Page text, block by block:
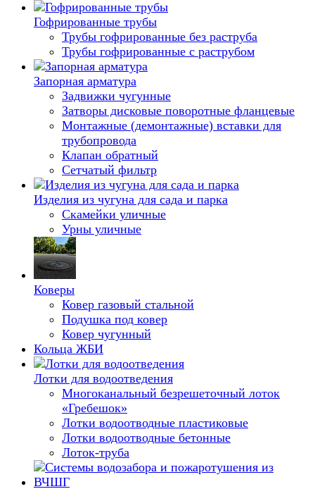
Гофрированные трубы
Трубы гофрированные без раструба
Трубы гофрированные с раструбом
Запорная арматура
Задвижки чугунные
Затворы дисковые поворотные фланцевые
Монтажные (демонтажные) вставки для
трубопровода
Клапан обратный
Сетчатый фильтр
Изделия из чугуна для сада и парка
Скамейки уличные
Урны уличные
Коверы
Ковер газовый стальной
Подушка под ковер
Ковер чугунный
Кольца ЖБИ
Лотки для водоотведения
Многоканальный безрешеточный лоток
«Гребешок»
Лотки водоотводные пластиковые
Лотки водоотводные бетонные
Лоток-труба